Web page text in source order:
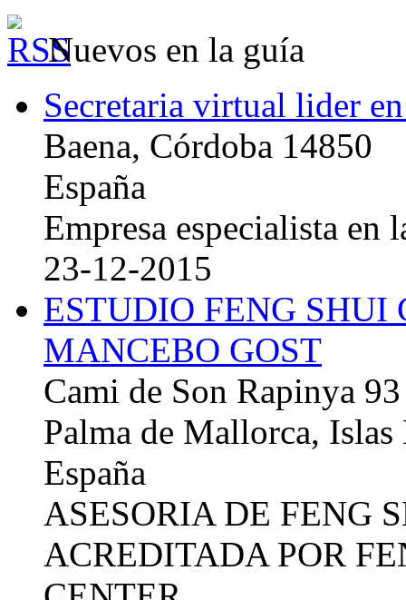
Nuevos en la guía
Secretaria virtual lider
Baena, Córdoba 14850
España
Empresa especialista en
23-12-2015
ESTUDIO FENG
MANCEBO GOST
Cami de Son Rapinya 93
Palma de Mallorca, Islas
España
ASESORIA DE FENG
ACREDITADA POR